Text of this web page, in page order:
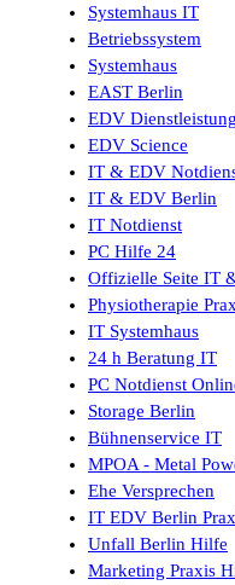
Systemhaus IT
Betriebssystem
Systemhaus
EAST Berlin
EDV
EDV Science
IT & EDV
IT & EDV Berlin
IT Notdienst
PC Hilfe 24
Offizielle Seite IT
Physiotherapie
IT Systemhaus
24 h Beratung IT
PC Notdienst
Storage Berlin
Bühnenservice IT
MPOA - Metal
Ehe Versprechen
IT EDV Berlin
Unfall Berlin Hilfe
Marketing Praxis